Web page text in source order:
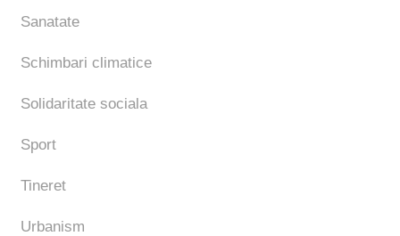
Sanatate
Schimbari climatice
Solidaritate sociala
Sport
Tineret
Urbanism